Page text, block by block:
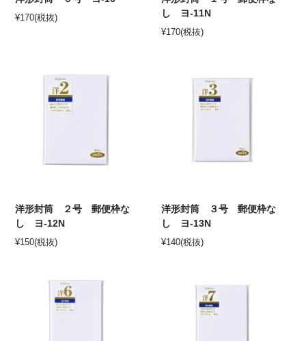
¥170(税抜)
し ヨ-11N
¥170(税抜)
洋形封筒 ２号 郵便枠な
し ヨ-12N
¥150(税抜)
洋形封筒 ３号 郵便枠な
し ヨ-13N
¥140(税抜)